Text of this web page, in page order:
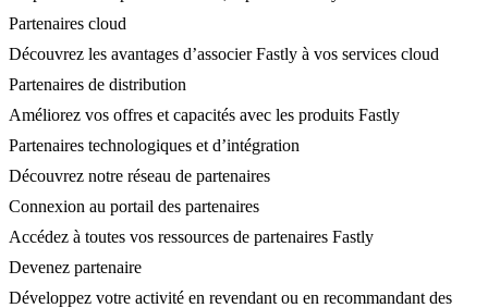
Partenaires cloud
Découvrez les avantages d’associer Fastly à vos services cloud
Partenaires de distribution
Améliorez vos offres et capacités avec les produits Fastly
Partenaires technologiques et d’intégration
Découvrez notre réseau de partenaires
Connexion au portail des partenaires
Accédez à toutes vos ressources de partenaires Fastly
Devenez partenaire
Développez votre activité en revendant ou en recommandant des